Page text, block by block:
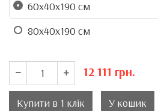
60x40x190 см
80x40x190 см
12 111 грн.
Купити в 1 клік У кошик